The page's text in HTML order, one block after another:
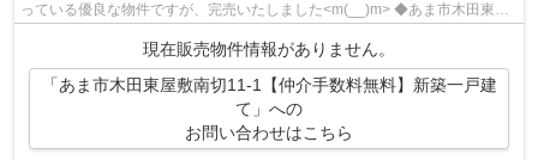
っている優良な物件ですが、完売いたしました<m(__)m> ◆あま市木田東屋
現在販売物件情報がありません。
「あま市木田東屋敷南切11-1【仲介手数料無料】新築一戸建
て」への
お問い合わせはこちら